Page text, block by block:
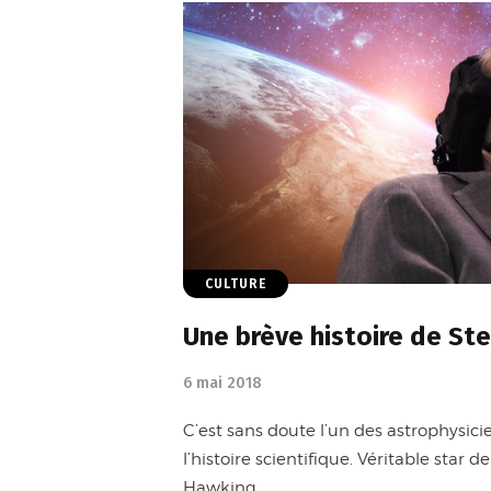
CULTURE
Une brève histoire de
6 mai 2018
C’est sans doute l’un des
l’histoire scientifique. Véritable star